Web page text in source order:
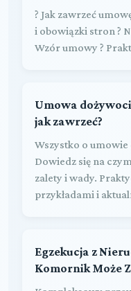
? Jak zawrzeć
i obowiązki stron ?
Wzór umowy ?
Umowa
jak zawrzeć?
Wszystko o
Dowiedz się na
zalety i wady.
przykładami i
Egzekucja z
Komornik Może